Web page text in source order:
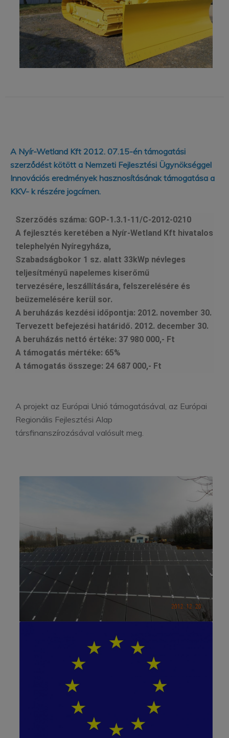
A Nyír-Wetland Kft 2012. 07.15-én támogatási
szerződést kötött a Nemzeti Fejlesztési Ügynökséggel
Innovációs eredmények hasznosításának támogatása a
KKV- k részére jogcímen.
Szerződés száma: GOP-1.3.1-11/C-2012-0210
A fejlesztés keretében a Nyír-Wetland Kft hivatalos
telephelyén Nyíregyháza,
Szabadságbokor 1 sz. alatt 33kWp névleges
teljesítményű napelemes kiserőmű
tervezésére, leszállítására, felszerelésére és
beüzemelésére kerül sor.
A beruházás kezdési időpontja: 2012. november 30.
Tervezett befejezési határidő. 2012. december 30.
A beruházás nettó értéke: 37 980 000,- Ft
A támogatás mértéke: 65%
A támogatás összege: 24 687 000,- Ft
A projekt az Európai Unió támogatásával, az Európai
Regionális Fejlesztési Alap
társfinanszírozásával valósult meg.